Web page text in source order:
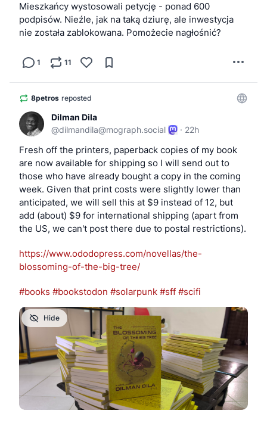
Mieszkańcy wystosowali petycję - ponad 600
podpisów. Nieźle, jak na taką dziurę, ale inwestycja
nie została zablokowana. Pomożecie nagłośnić?
1 11
8petros reposted
Dilman Dila
@dilmandila@mograph.social · 22h
Fresh off the printers, paperback copies of my book
are now available for shipping so I will send out to
those who have already bought a copy in the coming
week. Given that print costs were slightly lower than
anticipated, we will sell this at $9 instead of 12, but
add (about) $9 for international shipping (apart from
the US, we can't post there due to postal restrictions).
https://www.ododopress.com/novellas/the-
blossoming-of-the-big-tree/
#books #bookstodon #solarpunk #sff #scifi
Hide